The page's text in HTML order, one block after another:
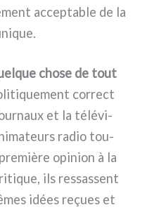
accep­ta­ble de la
cho­se de tout
cor­rect
et la télé­vi­
radio tou­
opi­nion à la
ils res­sas­sent
idées reçues et